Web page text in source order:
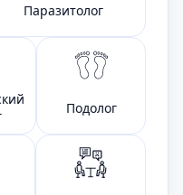
Паразитолог
Подолог